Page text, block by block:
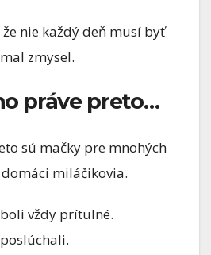
nie každý deň musí byť
zmysel.
práve preto…
sú mačky pre mnohých
miláčikovia.
vždy prítulné.